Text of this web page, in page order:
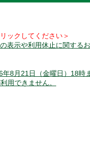
ックしてください＞
表示や利用休止に関する
8月21日（金曜日）18時
用できません。